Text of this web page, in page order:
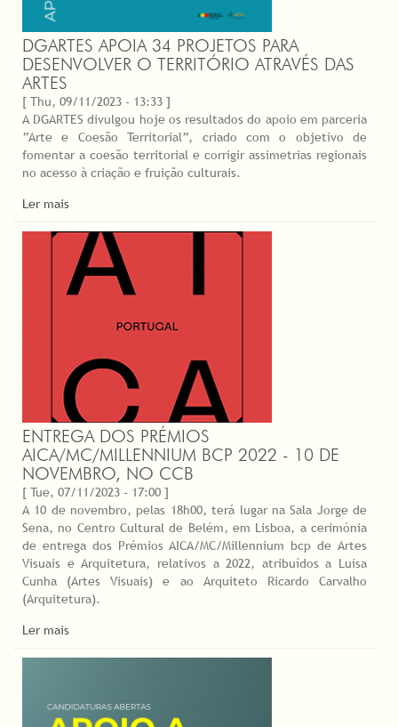
DGARTES APOIA 34 PROJETOS PARA
DESENVOLVER O TERRITÓRIO ATRAVÉS DAS
ARTES
[ Thu, 09/11/2023 - 13:33 ]
A DGARTES divulgou hoje os resultados do apoio em parceria
“Arte e Coesão Territorial”, criado com o objetivo de
fomentar a coesão territorial e corrigir assimetrias regionais
no acesso à criação e fruição culturais.
Ler mais
ENTREGA DOS PRÉMIOS
AICA/MC/MILLENNIUM BCP 2022 - 10 DE
NOVEMBRO, NO CCB
[ Tue, 07/11/2023 - 17:00 ]
A 10 de novembro, pelas 18h00, terá lugar na Sala Jorge de
Sena, no Centro Cultural de Belém, em Lisboa, a cerimónia
de entrega dos Prémios AICA/MC/Millennium bcp de Artes
Visuais e Arquitetura, relativos a 2022, atribuídos a Luisa
Cunha (Artes Visuais) e ao Arquiteto Ricardo Carvalho
(Arquitetura).
Ler mais